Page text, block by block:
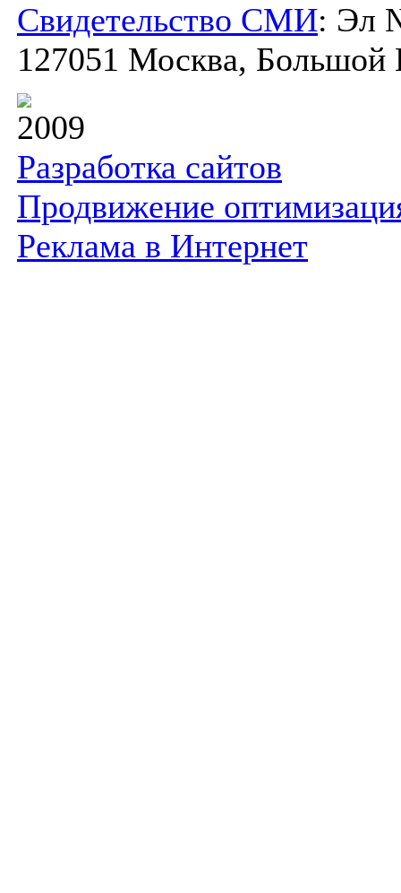
Свидетельство СМИ: Эл
127051 Москва, Большой
2009
Разработка сайтов
Продвижение
Реклама в Интернет